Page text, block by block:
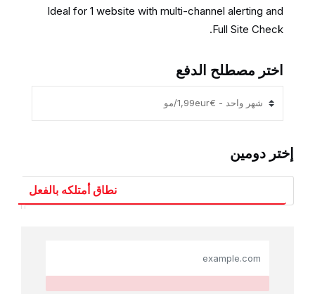
Ideal for 1 website with multi-channel alerting and
Full Site Check.
اختر مصطلح الدفع
إختر دومين
نطاق أمتلكه بالفعل